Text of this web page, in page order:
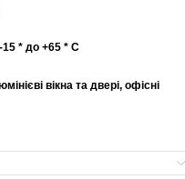
15 * до +65 * С
вікна та двері, офісні